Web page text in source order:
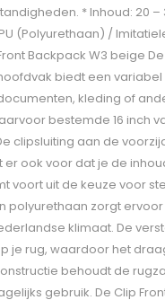
* Inhoud: 20 –
(Polyurethaan) /
Backpack W3 beige
biedt een
kleding of
bestemde 16 inch
clipsluiting aan de
er ook voor dat je de
voort uit de keuze voor
polyurethaan zorgt
klimaat. De
je rug, waardoor het
behoudt de
gebruik. De Clip